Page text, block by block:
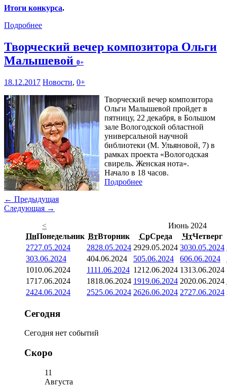
Итоги конкурса.
Подробнее
Творческий вечер композитора Ольги
Малышевой 0+
18.12.2017 Новости, 0+
Творческий вечер композитора
Ольги Малышевой пройдет в
пятницу, 22 декабря, в Большом
зале Вологодской областной
универсальной научной
библиотеки (М. Ульяновой, 7) в
рамках проекта «Вологодская
свирель. Женская нота».
Начало в 18 часов.
Подробнее
← Предыдущая
Следующая →
<
Июнь 2024
ПнПонедельник ВтВторник СрСреда ЧтЧетверг
2727.05.2024 2828.05.2024 2929.05.2024 3030.05.2024
303.06.2024 404.06.2024 505.06.2024 606.06.2024
1010.06.2024 1111.06.2024 1212.06.2024 1313.06.2024
1717.06.2024 1818.06.2024 1919.06.2024 2020.06.2024
2424.06.2024 2525.06.2024 2626.06.2024 2727.06.2024
Сегодня
Сегодня нет событий
Скоро
11
Августа